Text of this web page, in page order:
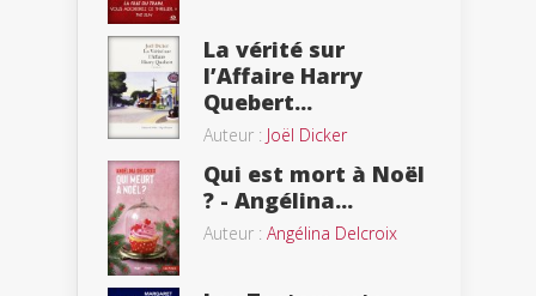
La vérité sur
l’Affaire Harry
Quebert...
Auteur : Joël Dicker
Qui est mort à Noël
? - Angélina...
Auteur : Angélina Delcroix